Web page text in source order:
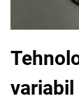
variabil